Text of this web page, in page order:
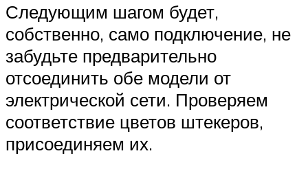
Следующим шагом будет,
собственно, само подключение, не
забудьте предварительно
отсоединить обе модели от
электрической сети. Проверяем
соответствие цветов штекеров,
присоединяем их.